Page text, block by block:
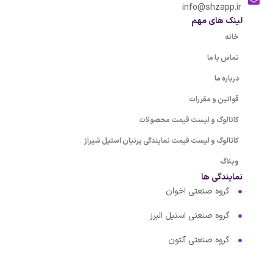
info@shzapp.ir
لینک های مهم
خانه
تماس با ما
درباره ما
قوانین و مقررات
کاتالوگ و لیست قیمت محصولات
کاتالوگ و لیست قیمت نمایندگی پرنیان استیل شیراز
وبلاگ
نمایندگی ها
گروه صنعتی اخوان
گروه صنعتی استیل البرز
گروه صنعتی آلتون